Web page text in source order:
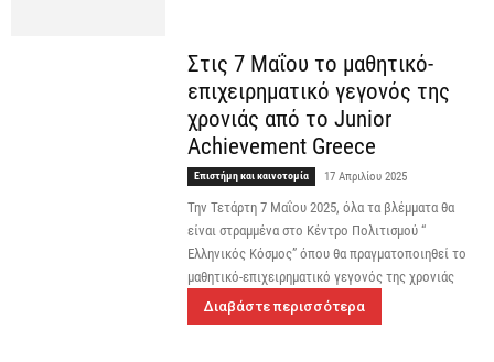
Στις 7 Μαΐου το μαθητικό-
επιχειρηματικό γεγονός της
χρονιάς από το Junior
Achievement Greece
Επιστήμη και καινοτομία 17 Απριλίου 2025
Την Τετάρτη 7 Μαΐου 2025, όλα τα βλέμματα θα
είναι στραμμένα στο Κέντρο Πολιτισμού “
Ελληνικός Κόσμος” όπου θα πραγματοποιηθεί το
μαθητικό-επιχειρηματικό γεγονός της χρονιάς
Διαβάστε περισσότερα